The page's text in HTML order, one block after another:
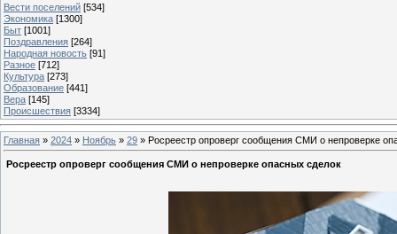
Вести поселений [534]
Экономика [1300]
Быт [1001]
Поздравления [264]
Народная новость [91]
Разное [712]
Культура [273]
Образование [441]
Вера [145]
Происшествия [3334]
Главная » 2024 » Ноябрь » 29 » Росреестр опроверг сообщения СМИ о непроверке
Росреестр опроверг сообщения СМИ о непроверке опасных сделок